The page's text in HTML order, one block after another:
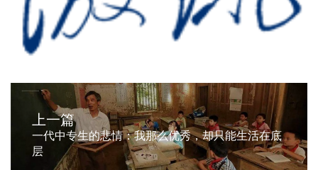
上一篇
一代中专生的悲情：我那么优秀，却只能生活在底
层